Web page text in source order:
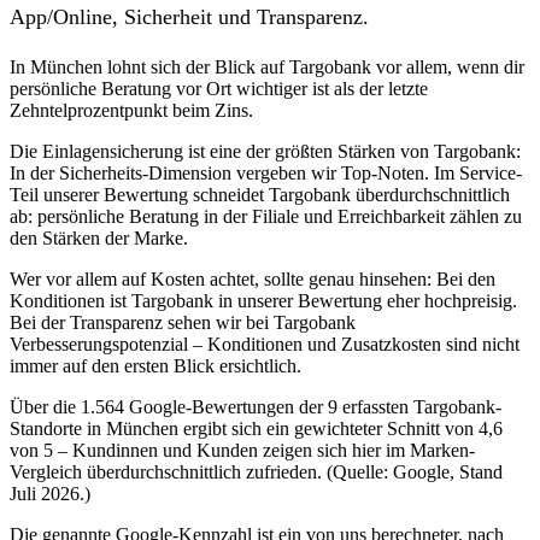
App/Online, Sicherheit und Transparenz.
In München lohnt sich der Blick auf Targobank vor allem, wenn dir
persönliche Beratung vor Ort wichtiger ist als der letzte
Zehntelprozentpunkt beim Zins.
Die Einlagensicherung ist eine der größten Stärken von Targobank:
In der Sicherheits-Dimension vergeben wir Top-Noten. Im Service-
Teil unserer Bewertung schneidet Targobank überdurchschnittlich
ab: persönliche Beratung in der Filiale und Erreichbarkeit zählen zu
den Stärken der Marke.
Wer vor allem auf Kosten achtet, sollte genau hinsehen: Bei den
Konditionen ist Targobank in unserer Bewertung eher hochpreisig.
Bei der Transparenz sehen wir bei Targobank
Verbesserungspotenzial – Konditionen und Zusatzkosten sind nicht
immer auf den ersten Blick ersichtlich.
Über die 1.564 Google-Bewertungen der 9 erfassten Targobank-
Standorte in München ergibt sich ein gewichteter Schnitt von 4,6
von 5 – Kundinnen und Kunden zeigen sich hier im Marken-
Vergleich überdurchschnittlich zufrieden. (Quelle: Google, Stand
Juli 2026.)
Die genannte Google-Kennzahl ist ein von uns berechneter, nach